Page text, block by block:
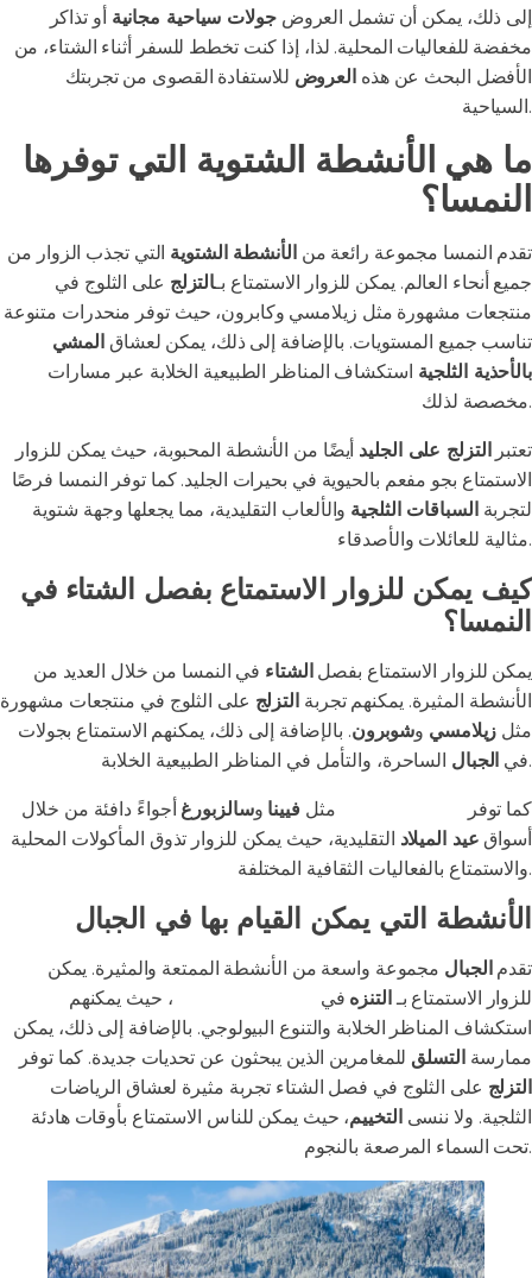
إلى ذلك، يمكن أن تشمل العروضجولات سياحية مجانية أو تذاكر
مخفضة للفعاليات المحلية. لذا، إذا كنت تخطط للسفر أثناء الشتاء، من
الأفضل البحث عن هذه العروض للاستفادة القصوى من تجربتك
السياحية.
ما هي الأنشطة الشتوية التي توفرها
النمسا؟
تقدم النمسا مجموعة رائعة من الأنشطة الشتوية التي تجذب الزوار من
جميع أنحاء العالم. يمكن للزوار الاستمتاع بـالتزلج على الثلوج في
منتجعات مشهورة مثل زيلامسي وكابرون، حيث توفر منحدرات متنوعة
تناسب جميع المستويات. بالإضافة إلى ذلك، يمكن لعشاق المشي
بالأحذية الثلجية استكشاف المناظر الطبيعية الخلابة عبر مسارات
مخصصة لذلك.
تعتبر التزلج على الجليد أيضًا من الأنشطة المحبوبة، حيث يمكن للزوار
الاستمتاع بجو مفعم بالحيوية في بحيرات الجليد. كما توفر النمسا فرصًا
لتجربة السباقات الثلجية والألعاب التقليدية، مما يجعلها وجهة شتوية
مثالية للعائلات والأصدقاء.
كيف يمكن للزوار الاستمتاع بفصل الشتاء في
النمسا؟
يمكن للزوار الاستمتاع بفصل الشتاء في النمسا من خلال العديد من
الأنشطة المثيرة. يمكنهم تجربة التزلج على الثلوج في منتجعات مشهورة
مثل زيلامسي وشوبرون. بالإضافة إلى ذلك، يمكنهم الاستمتاع بجولات
في الجبال الساحرة، والتأمل في المناظر الطبيعية الخلابة.
كما توفر مثل فيينا وسالزبورغ أجواءً دافئة من خلال
أسواق عيد الميلاد التقليدية، حيث يمكن للزوار تذوق المأكولات المحلية
والاستمتاع بالفعاليات الثقافية المختلفة.
الأنشطة التي يمكن القيام بها في الجبال
تقدم الجبال مجموعة واسعة من الأنشطة الممتعة والمثيرة. يمكن
للزوار الاستمتاع بـ التنزه في
، حيث يمكنهم
استكشاف المناظر الخلابة والتنوع البيولوجي. بالإضافة إلى ذلك، يمكن
ممارسة التسلق للمغامرين الذين يبحثون عن تحديات جديدة. كما توفر
التزلج على الثلوج في فصل الشتاء تجربة مثيرة لعشاق الرياضات
الثلجية. ولا ننسى التخييم، حيث يمكن للناس الاستمتاع بأوقات هادئة
تحت السماء المرصعة بالنجوم.